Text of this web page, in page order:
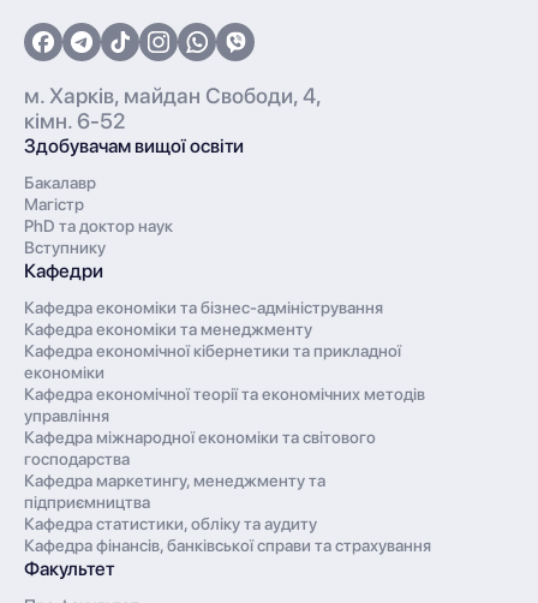
м. Харків, майдан Свободи, 4,
кімн. 6-52
Здобувачам вищої освіти
Бакалавр
Магістр
PhD та доктор наук
Вступнику
Кафедри
Кафедра економіки та бізнес-адміністрування
Кафедра економіки та менеджменту
Кафедра економічної кібернетики та прикладної
економіки
Кафедра економічної теорії та економічних методів
управління
Кафедра міжнародної економіки та світового
господарства
Кафедра маркетингу, менеджменту та
підприємництва
Кафедра статистики, обліку та аудиту
Кафедра фінансів, банківської справи та страхування
Факультет